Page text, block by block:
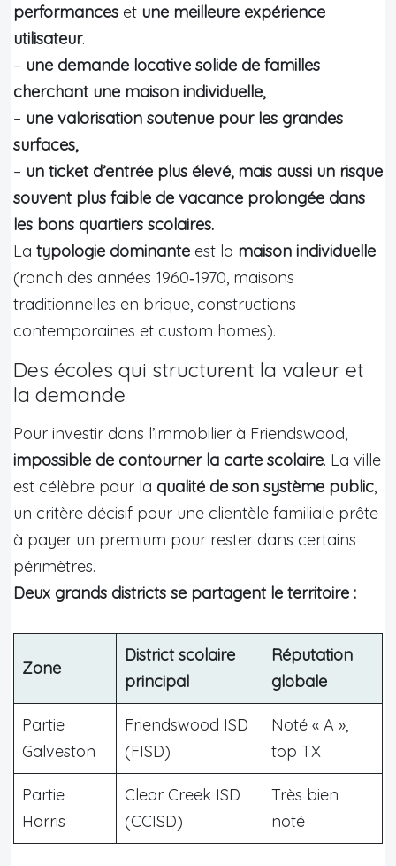
performances et une meilleure expérience
utilisateur.
– une demande locative solide de familles
cherchant une maison individuelle,
– une valorisation soutenue pour les grandes
surfaces,
– un ticket d’entrée plus élevé, mais aussi un risque
souvent plus faible de vacance prolongée dans
les bons quartiers scolaires.
La typologie dominante est la maison individuelle
(ranch des années 1960‑1970, maisons
traditionnelles en brique, constructions
contemporaines et custom homes).
Des écoles qui structurent la valeur et
la demande
Pour investir dans l’immobilier à Friendswood,
impossible de contourner la carte scolaire. La ville
est célèbre pour la qualité de son système public,
un critère décisif pour une clientèle familiale prête
à payer un premium pour rester dans certains
périmètres.
Deux grands districts se partagent le territoire :
Zone
District scolaire
principal
Réputation
globale
Partie
Galveston
Friendswood ISD
(FISD)
Noté « A »,
top TX
Partie
Harris
Clear Creek ISD
(CCISD)
Très bien
noté